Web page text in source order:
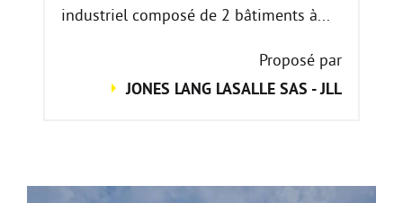
industriel composé de 2 bâtiments à...
Proposé par
JONES LANG LASALLE SAS - JLL